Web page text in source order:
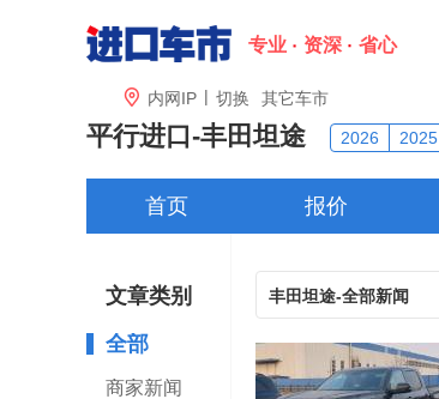
专业 资深 省心
 内网IP | 切换 其它车市
平行进口-丰田坦途 2026 2025
首页 报价
文章类别
全部
商家新闻
丰田坦途-全部新闻